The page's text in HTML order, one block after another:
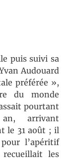
puis suivi sa
Audouard
préférée »,
du monde
pourtant
arrivant
le 31 août ; il
l’apéritif
les